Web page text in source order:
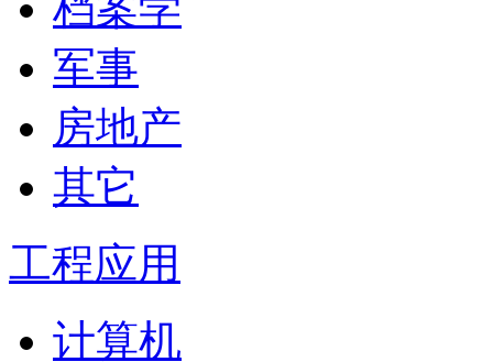
军事
房地产
其它
工程应用
计算机